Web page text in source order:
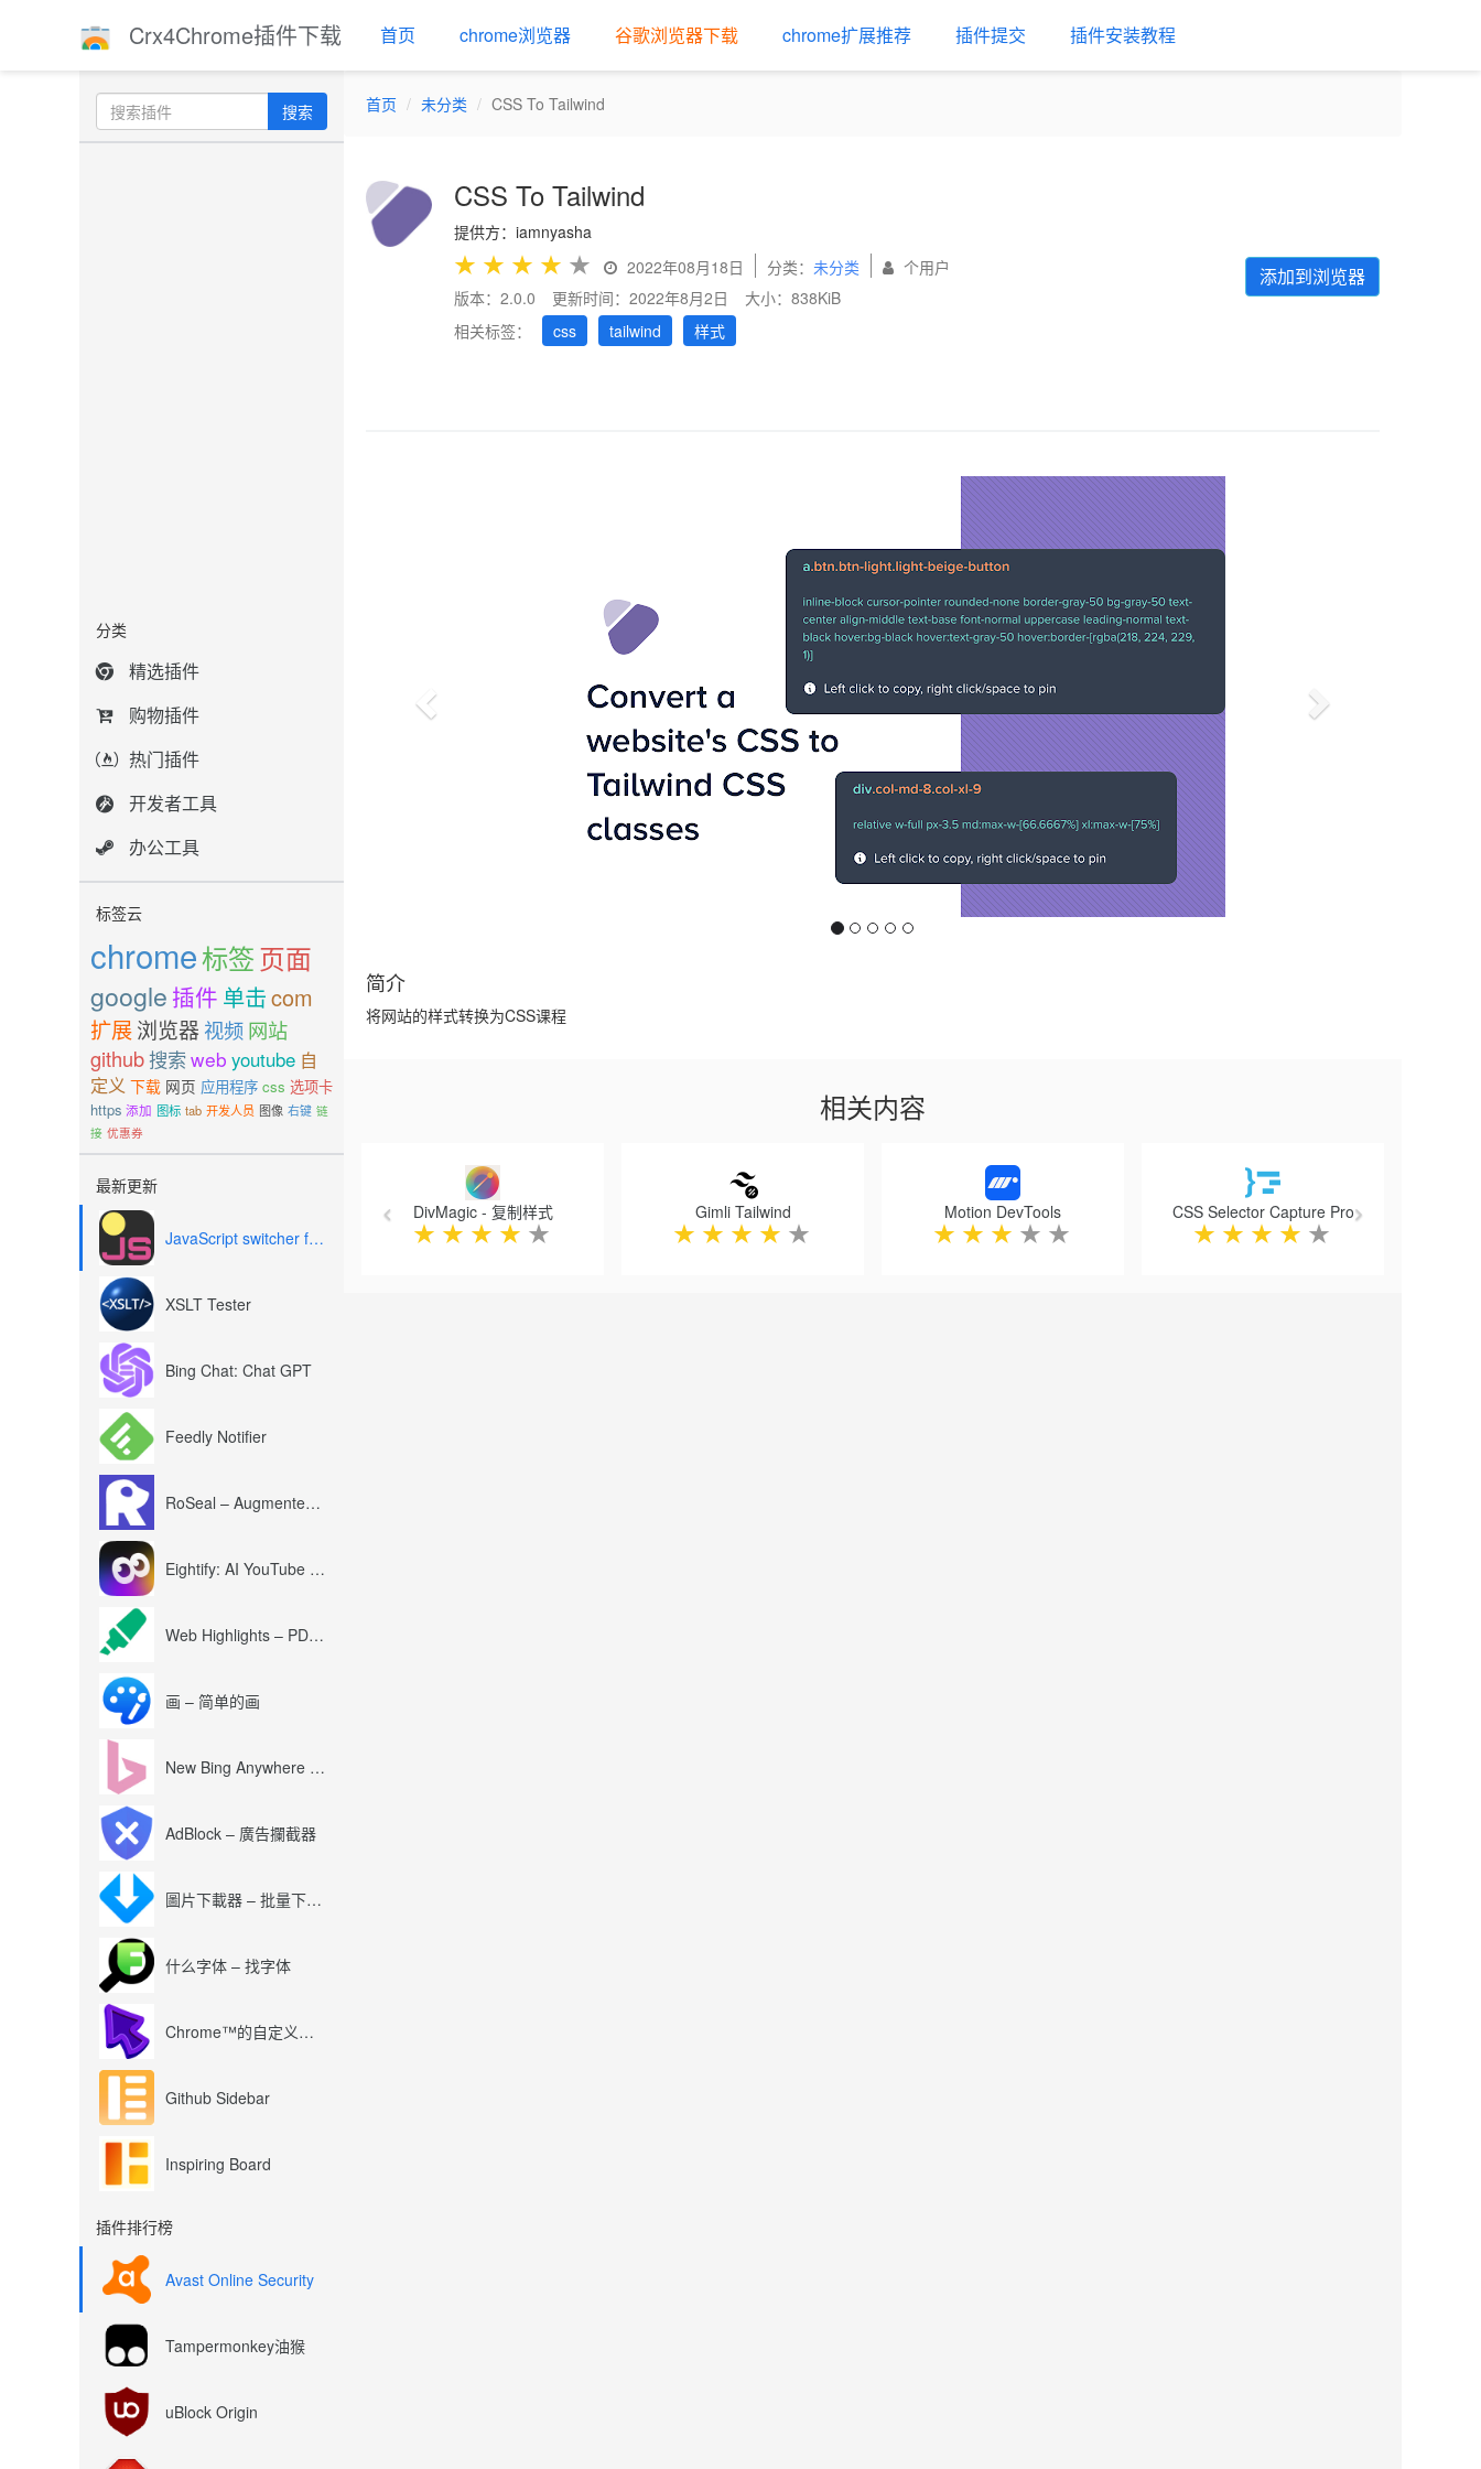
Crx4Chrome插件下载 首页 chrome浏览器 谷歌浏览器下载 chrome扩展推荐 插件提交 插件安装教程
搜索
分类
精选插件
购物插件
热门插件
开发者工具
办公工具
标签云
chrome标签页面
google 插件 单击com
扩展浏览器 视频网站
github搜索web youtube 自
定义 下载 网页 应用程序 css 选项卡
https 添加 图标 tab 开发人员 图像 右键 链
接 优惠券
最新更新
JavaScript switcher for SEO and development
XSLT Tester
Bing Chat: Chat GPT
Feedly Notifier
RoSeal – Augmented Roblox Experience
Eightify: AI YouTube Summary with ChatGPT
Web Highlights – PDF & Web Highlighter
画 – 简单的画
New Bing Anywhere (Bing Chat GPT-4)
AdBlock – 廣告攔截器
圖片下載器 – 批量下載圖片
什么字体 – 找字体
Chrome™的自定义光标
Github Sidebar
Inspiring Board
插件排行榜
Avast Online Security
Tampermonkey油猴
uBlock Origin
首页 未分类 CSS To Tailwind
CSS To Tailwind
提供方：iamnyasha
★ ★ ★ ★ ★ 2022年08月18日 分类： 未分类
个用户
版本：2.0.0
更新时间：2022年8月2日
大小：838KiB
相关标签：
css tailwind 样式
添加到浏览器
简介
将网站的样式转换为CSS课程
相关内容
DivMagic - 复制样式
★ ★ ★ ★ ★
Gimli Tailwind
★ ★ ★ ★ ★
Motion DevTools
★ ★ ★ ★ ★
CSS Selector Capture Pro
★ ★ ★ ★ ★